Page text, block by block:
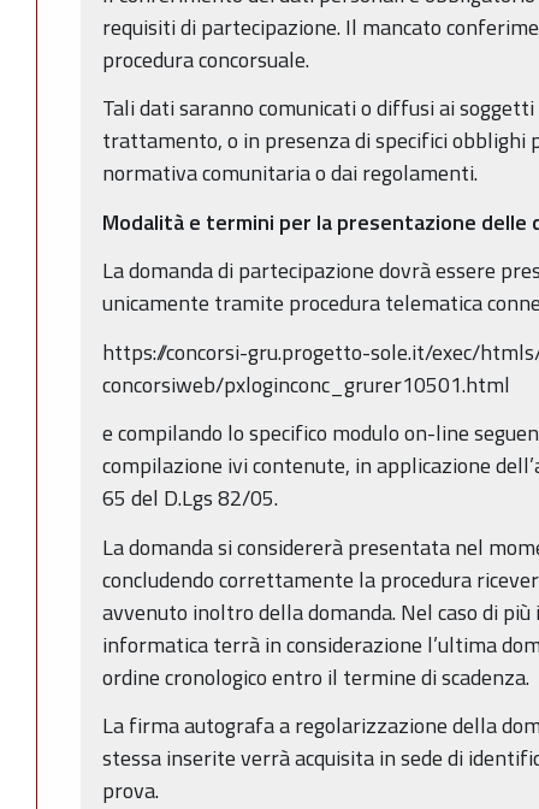
requisiti di partecipazione. Il mancato
procedura concorsuale.
Tali dati saranno comunicati o diffusi ai
trattamento, o in presenza di specifici obblighi
normativa comunitaria o dai regolamenti.
Modalità e termini per la presentazione delle
La domanda di partecipazione dovrà essere
unicamente tramite procedura telematica
https://concorsi-gru.progetto-sole.it/exec/
concorsiweb/pxloginconc_grurer10501.html
e compilando lo specifico modulo on-line
compilazione ivi contenute, in applicazione
65 del D.Lgs 82/05.
La domanda si considererà presentata nel
concludendo correttamente la procedura
avvenuto inoltro della domanda. Nel caso di
informatica terrà in considerazione l’ultima
ordine cronologico entro il termine di scadenza.
La firma autografa a regolarizzazione della
stessa inserite verrà acquisita in sede di
prova.